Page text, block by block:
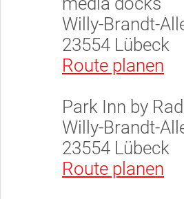
Willy-Brandt-
23554 Lübeck
Route planen
Park Inn by
Willy-Brandt-
23554 Lübeck
Route planen